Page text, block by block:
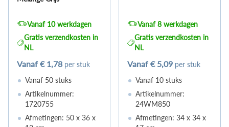
Vanaf 10 werkdagen
Gratis verzendkosten in
NL
Vanaf € 1,78 per stuk
Vanaf 50 stuks
Artikelnummer:
1720755
Afmetingen: 50 x 36 x
Vanaf 8 werkdagen
Gratis verzendkosten in
NL
Vanaf € 5,09 per stuk
Vanaf 10 stuks
Artikelnummer:
24WM850
Afmetingen: 34 x 34 x